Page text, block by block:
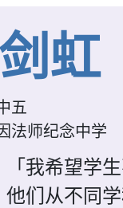
虹
五
法师纪念中学
「我希望学
他们从不同